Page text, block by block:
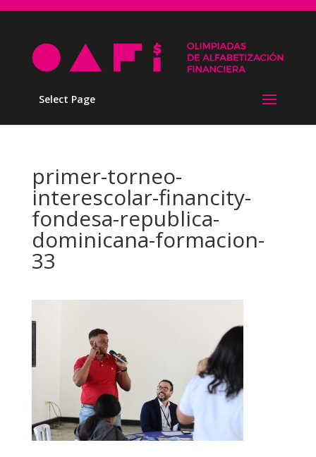
Select Page
primer-torneo-
interescolar-financity-
fondesa-republica-
dominicana-formacion-
33